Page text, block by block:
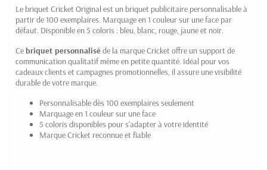
Le briquet Cricket Original est un briquet publicitaire personnalisable à
partir de 100 exemplaires. Marquage en 1 couleur sur une face par
défaut. Disponible en 5 coloris : bleu, blanc, rouge, jaune et noir.
Cebriquet personnaliséde la marque Cricket offre un support de
communication qualitatif même en petite quantité. Idéal pour vos
cadeaux clients et campagnes promotionnelles, il assure une visibilité
durable de votre marque.
Personnalisable dès 100 exemplaires seulement
Marquage en 1 couleur sur une face
5 coloris disponibles pour s'adapter à votre identité
Marque Cricket reconnue et fiable